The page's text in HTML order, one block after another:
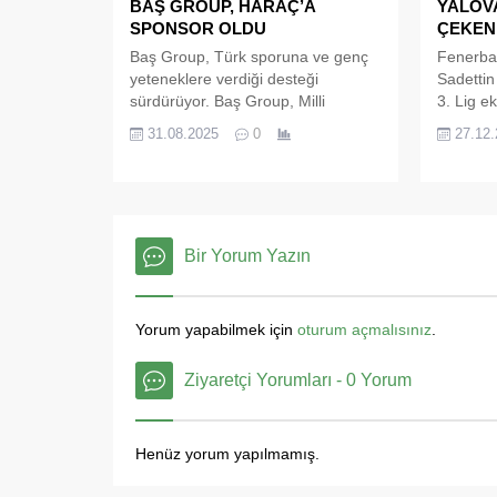
Fatih
öncesi
BAŞ GROUP, HARAÇ’A
SPONSOR OLDU
Baş Group, Türk sporuna ve genç
yeteneklere verdiği desteği
sürdürüyor. Baş Group, Milli
arenada başarıyla temsil eden,
Fenerbahçe Spor Kulübünün
formasını giyecek Ece Haraç ile
sponsorluk anlaşması imzaladığını
duyurdu. Bu iş birliği, Yalovalı genç
sporcunun 2028...
31.08.2025 0
3. Lig
Bir Yorum Yazın
Yorum yapabilmek için oturum açmalısınız
Ziyaretçi Yorumları - 0 Yorum
Henüz yorum yapılmamış.